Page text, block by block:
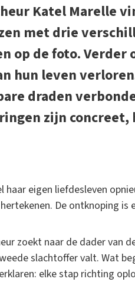
Katel Marelle
met drie
op de foto.
hun leven
draden
zijn concreet,
haar eigen liefdesleven
De ontknoping is
zoekt naar de dader van
slachtoffer valt. Wat
elke stap richting